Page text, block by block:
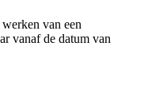
van een
vanaf de datum van